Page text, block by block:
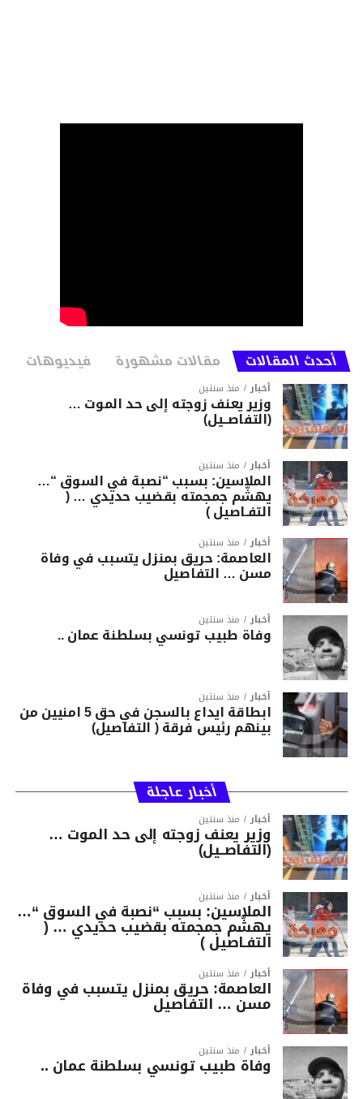
أحدث المقالات مقالات مشهورة فيديوهات
أخبار منذ سنتين
وزير يعنف زوجته إلى حد الموت …
(التفاصــيل)
أخبار منذ سنتين
الملاسين: بسبب “نصبة في السوق “…
يهشّم جمجمته بقضيب حديدي … (
التفـاصيل )
أخبار منذ سنتين
العاصمة: حريق بمنزل يتسبب في وفاة
مسن … التفاصيل
أخبار منذ سنتين
وفاة طبيب تونسي بسلطنة عمان ..
أخبار منذ سنتين
ابطاقة ايداع بالسجن في حق 5 امنيين من
بينهم رئيس فرقة ( التفاصيل)
أخبار عاجلة
أخبار منذ سنتين
وزير يعنف زوجته إلى حد الموت …
(التفاصــيل)
أخبار منذ سنتين
الملاسين: بسبب “نصبة في السوق “…
يهشّم جمجمته بقضيب حديدي … (
التفـاصيل )
أخبار منذ سنتين
العاصمة: حريق بمنزل يتسبب في وفاة
مسن … التفاصيل
أخبار منذ سنتين
وفاة طبيب تونسي بسلطنة عمان ..